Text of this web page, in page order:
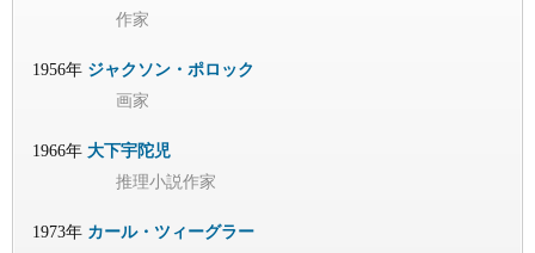
作家
1956年 ジャクソン・ポロック
画家
1966年 大下宇陀児
推理小説作家
1973年 カール・ツィーグラー